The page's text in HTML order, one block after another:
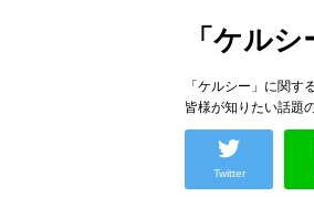
「ケル
「ケルシー」に関す
皆様が知りたい話題
Twitter